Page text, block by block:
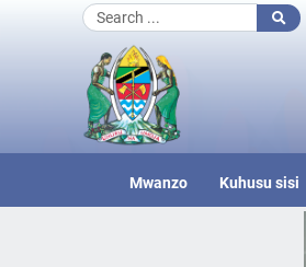
Mwanzo Kuhusu sisi